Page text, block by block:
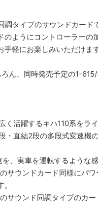
タイプのサウンドカード
ようにコントローラー
軽にお楽しみいただけます
ん、同時発売予定の1-
活躍するキハ110系をライ
直結2段の多段式変速機
実車を運転するような感
ウンドカード同様にパ
ウンド同調タイプのカ